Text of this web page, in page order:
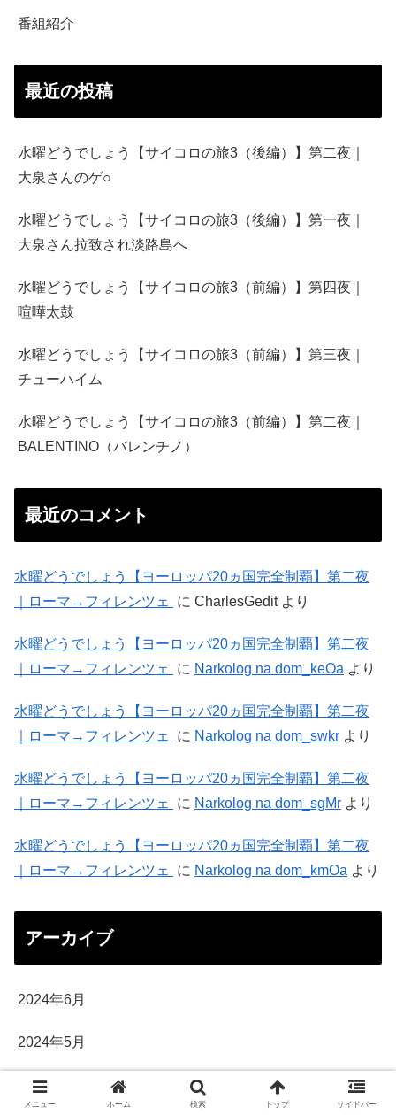
番組紹介
最近の投稿
水曜どうでしょう【サイコロの旅3（後編）】第二夜｜
大泉さんのゲ○
水曜どうでしょう【サイコロの旅3（後編）】第一夜｜
大泉さん拉致され淡路島へ
水曜どうでしょう【サイコロの旅3（前編）】第四夜｜
喧嘩太鼓
水曜どうでしょう【サイコロの旅3（前編）】第三夜｜
チューハイム
水曜どうでしょう【サイコロの旅3（前編）】第二夜｜
BALENTINO（バレンチノ）
最近のコメント
水曜どうでしょう【ヨーロッパ20ヵ国完全制覇】第二夜
｜ローマ→フィレンツェ
に CharlesGeditより
水曜どうでしょう【ヨーロッパ20ヵ国完全制覇】第二夜
｜ローマ→フィレンツェ
に Narkolog na dom_keOa より
水曜どうでしょう【ヨーロッパ20ヵ国完全制覇】第二夜
｜ローマ→フィレンツェ
に Narkolog na dom_swkr より
水曜どうでしょう【ヨーロッパ20ヵ国完全制覇】第二夜
｜ローマ→フィレンツェ
に Narkolog na dom_sgMr より
水曜どうでしょう【ヨーロッパ20ヵ国完全制覇】第二夜
｜ローマ→フィレンツェ
に Narkolog na dom_kmOa より
アーカイブ
2024年6月
2024年5月
2023年10月
メニュー ホーム 検索 トップ サイドバー